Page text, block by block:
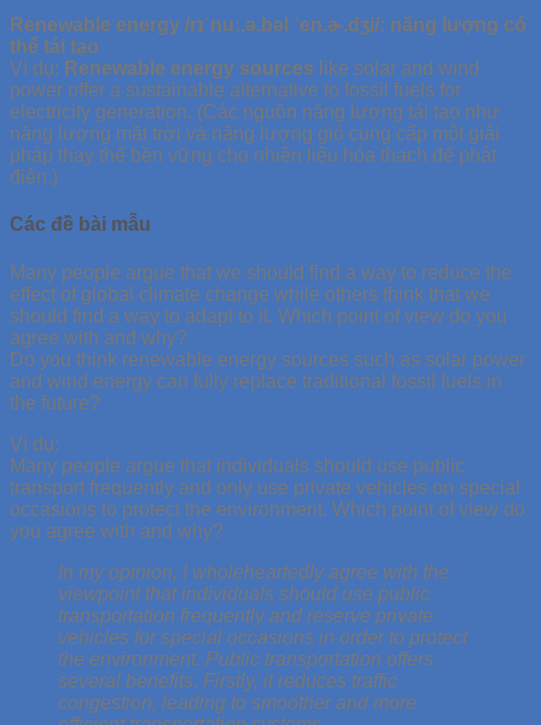
Renewable energy /rɪˈnuː.ə.bəl ˈen.ɚ.dʒi/: năng lượng có
thể tái tạo
Ví dụ: Renewable energy sources like solar and wind
power offer a sustainable alternative to fossil fuels for
electricity generation. (Các nguồn năng lượng tái tạo như
năng lượng mặt trời và năng lượng gió cung cấp một giải
pháp thay thế bền vững cho nhiên liệu hóa thạch để phát
điện.)
Các đề bài mẫu
Many people argue that we should find a way to reduce the
effect of global climate change while others think that we
should find a way to adapt to it. Which point of view do you
agree with and why?
Do you think renewable energy sources such as solar power
and wind energy can fully replace traditional fossil fuels in
the future?
Ví dụ:
Many people argue that individuals should use public
transport frequently and only use private vehicles on special
occasions to protect the environment. Which point of view do
you agree with and why?
In my opinion, I wholeheartedly agree with the
viewpoint that individuals should use public
transportation frequently and reserve private
vehicles for special occasions in order to protect
the environment. Public transportation offers
several benefits. Firstly, it reduces traffic
congestion, leading to smoother and more